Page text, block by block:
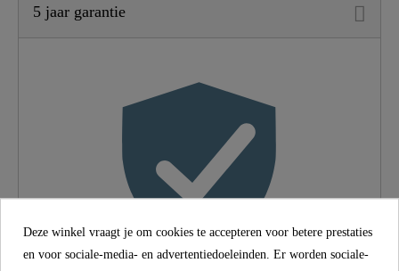
Materiaal UBA Messing
Chroom
Hoge Druk
1,4 Kg
Breedte 14,8 Cm
5 jaar garantie
Deze winkel vraagt je om cookies te accepteren voor betere prestaties
en voor sociale-media- en advertentiedoeleinden. Er worden sociale-